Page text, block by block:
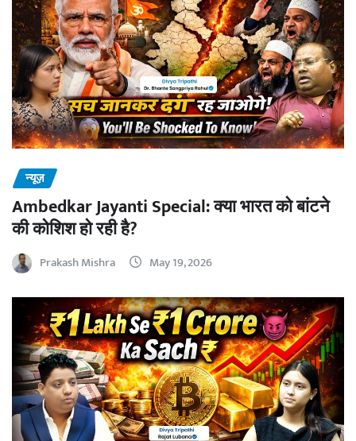
न्यूज़
Ambedkar Jayanti Special: क्या भारत को बांटने
की कोशिश हो रही है?
Prakash Mishra May 19, 2026